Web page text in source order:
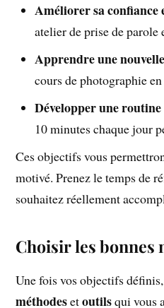
Améliorer sa confiance
atelier de prise de
Apprendre une
cours de photographie
Développer une
10 minutes chaque jour
Ces objectifs vous
motivé. Prenez le temps de
souhaitez réellement
Choisir les bonnes
Une fois vos objectifs
méthodesetoutilsqui vous